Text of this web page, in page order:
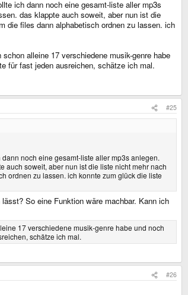
ich dann noch eine gesamt-liste aller mp3s
das klappte auch soweit, aber nun ist die
die files dann alphabetisch ordnen zu lassen. ich
alleine 17 verschiedene musik-genre habe
für fast jeden ausreichen, schätze ich mal.
#25
noch eine gesamt-liste aller mp3s anlegen.
soweit, aber nun ist die liste nicht mehr nach
ordnen zu lassen. ich konnte zum glück die liste
So eine Funktion wäre machbar. Kann ich
17 verschiedene musik-genre habe und noch
schätze ich mal.
#26